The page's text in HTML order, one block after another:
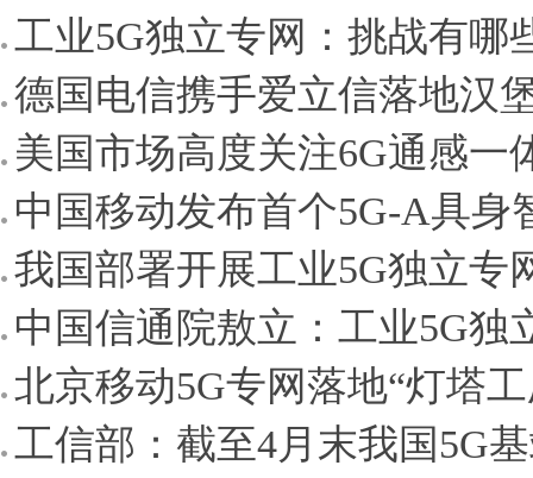
工业5G独立专网：挑战有哪
德国电信携手爱立信落地汉
美国市场高度关注6G通感一
中国移动发布首个5G-A具身
我国部署开展工业5G独立专
中国信通院敖立：工业5G独
北京移动5G专网落地“灯塔
工信部：截至4月末我国5G